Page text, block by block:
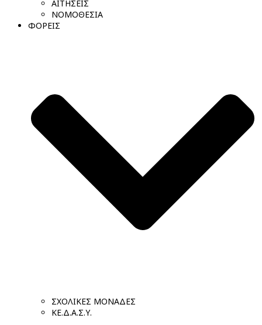
ΑΙΤΗΣΕΙΣ
ΝΟΜΟΘΕΣΙΑ
ΦΟΡΕΙΣ
ΣΧΟΛΙΚΕΣ ΜΟΝΑΔΕΣ
ΚΕ.Δ.Α.Σ.Υ.